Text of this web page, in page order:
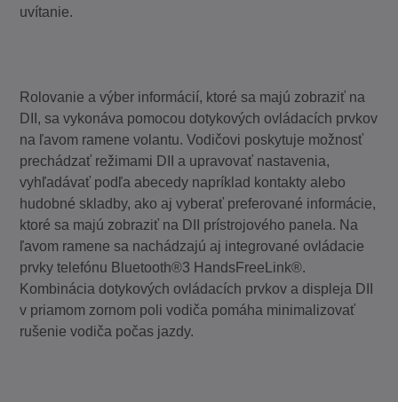
uvítanie.
Rolovanie a výber informácií, ktoré sa majú zobraziť na
DII, sa vykonáva pomocou dotykových ovládacích prvkov
na ľavom ramene volantu. Vodičovi poskytuje možnosť
prechádzať režimami DII a upravovať nastavenia,
vyhľadávať podľa abecedy napríklad kontakty alebo
hudobné skladby, ako aj vyberať preferované informácie,
ktoré sa majú zobraziť na DII prístrojového panela. Na
ľavom ramene sa nachádzajú aj integrované ovládacie
prvky telefónu Bluetooth®3 HandsFreeLink®.
Kombinácia dotykových ovládacích prvkov a displeja DII
v priamom zornom poli vodiča pomáha minimalizovať
rušenie vodiča počas jazdy.